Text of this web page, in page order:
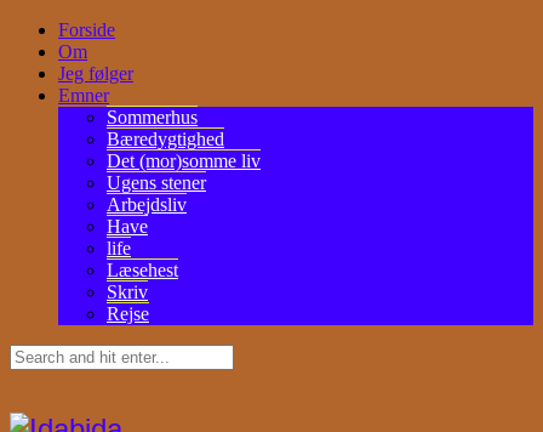
Forside
Om
Jeg følger
Emner
Sommerhus
Bæredygtighed
Det (mor)somme liv
Ugens stener
Arbejdsliv
Have
life
Læsehest
Skriv
Rejse